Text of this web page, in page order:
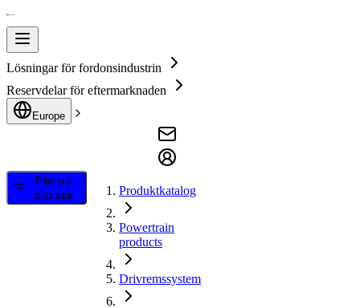
Lösningar för fordonsindustrin
Reservdelar för eftermarknaden
Europe
Filtrera
och sök
Produktkatalog
Powertrain
products
Drivremssystem